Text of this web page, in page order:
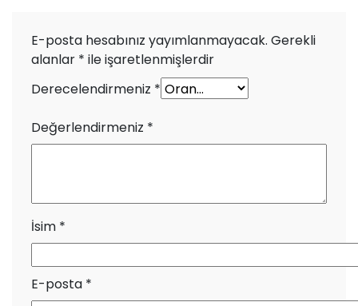
E-posta hesabınız yayımlanmayacak. Gerekli
alanlar * ile işaretlenmişlerdir
Derecelendirmeniz *
Değerlendirmeniz *
İsim *
E-posta *